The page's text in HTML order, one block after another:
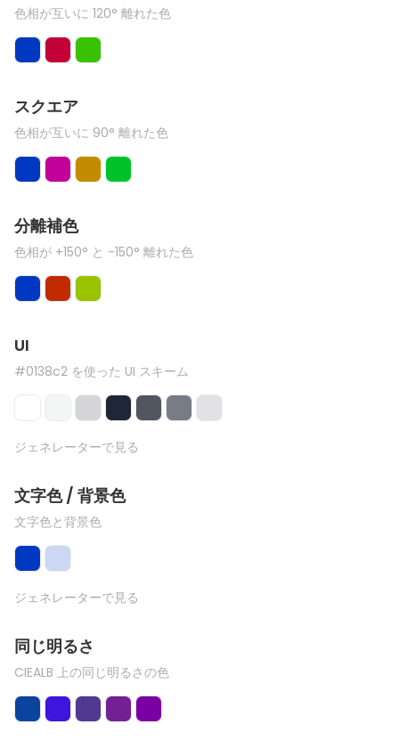
色相が互いに 120° 離れた色
スクエア
色相が互いに 90° 離れた色
分離補色
色相が +150° と -150° 離れた色
UI
#0138c2 を使った UI スキーム
ジェネレーターで見る
文字色 / 背景色
文字色と背景色
ジェネレーターで見る
同じ明るさ
CIEALB 上の同じ明るさの色